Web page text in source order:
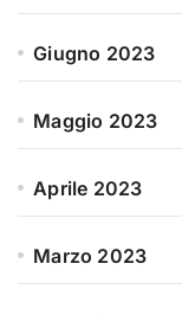
Giugno 2023
Maggio 2023
Aprile 2023
Marzo 2023